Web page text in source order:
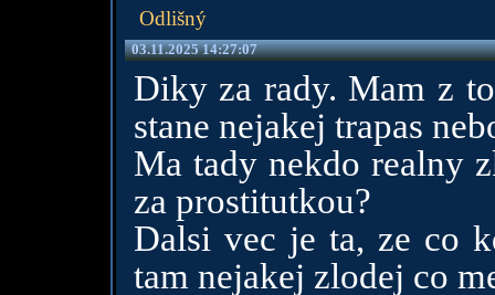
Odlišný
03.11.2025 14:27:07
Diky za rady. Mam z
stane nejakej trapas
Ma tady nekdo realny
za prostitutkou?
Dalsi vec je ta, ze co
tam nejakej zlodej co